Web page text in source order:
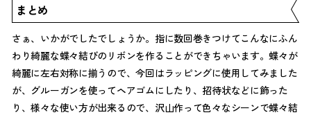
まとめ
さぁ、いかがでしたでしょうか。指に数回巻きつけてこんなにふん
わり綺麗な蝶々結びのリボンを作ることができちゃいます。蝶々が
綺麗に左右対称に揃うので、今回はラッピングに使用してみました
が、グルーガンを使ってヘアゴムにしたり、招待状などに飾った
り、様々な使い方が出来るので、沢山作って色々なシーンで蝶々結